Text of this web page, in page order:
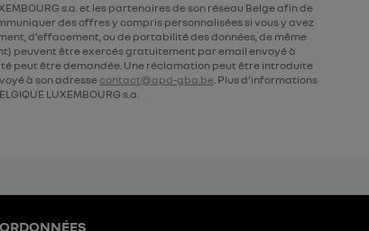
s.a. et les partenaires de son réseau Belge afin de
des offres y compris personnalisées si vous y avez
d’effacement, ou de portabilité des données, de même
peuvent être exercés gratuitement par email envoyé à
peut être demandée. Une réclamation peut être introduite
à son adressecontact@apd-gba.be. Plus d’informations
LUXEMBOURG s.a.